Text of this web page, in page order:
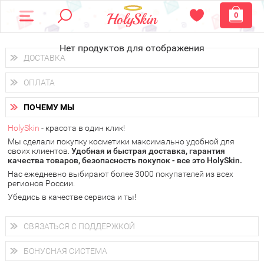
0
Нет продуктов для отображения
ДОСТАВКА
Доставка осуществляетсяпо всем городам России.
Вы можете выбрать доставку курьером, Почтой России или
получить заказ в пунктах выдачи PickPoint или пункте
самовывоза.
В 20 городах России доставка осуществляется ужена
следующий день.
у Вас всегда есть возможность получитьбесплатную
доставку от HolySkin.
подробнее об условиях доставки и оплаты в Вашем городе
ОПЛАТА
Вы можете оплатить свой заказ любым удобным способом:
наличными деньгами (
через интернет-банк (Альфа-банк, Сбербанк) и другими
электронными способами.
ПОЧЕМУ МЫ
HolySkin - красота в один клик!
Мы сделали покупку косметики максимально удобной для
своих клиентов. Удобная и быстрая доставка, гарантия
качества товаров, безопасность покупок - все это HolySkin.
Нас ежедневно выбирают более 3000 покупателей из всех
регионов России.
Убедись в качестве сервиса и ты!
СВЯЗАТЬСЯ С ПОДДЕРЖКОЙ
+7 (800) 707-24-55
Мы будем рады ответить на все Ваши вопросы по работе
магазина, проконсультировать по товарам, рассказать о
БОНУСНАЯ СИСТЕМА